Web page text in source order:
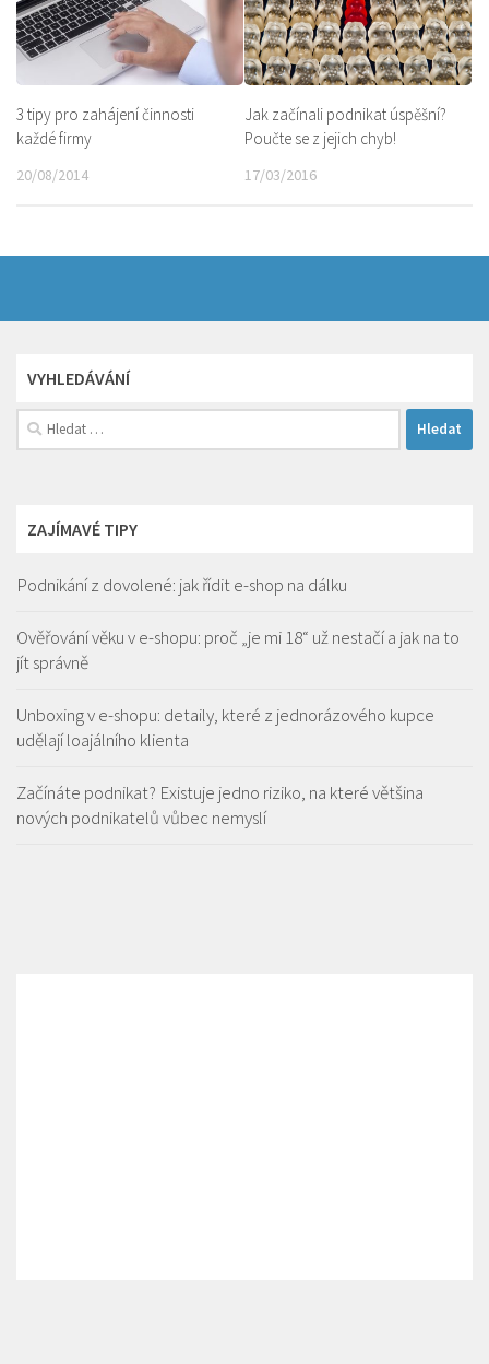
3 tipy pro zahájení činnosti
každé firmy
20/08/2014
Jak začínali podnikat úspěšní?
Poučte se z jejich chyb!
17/03/2016
VYHLEDÁVÁNÍ
Vyhledávání
ZAJÍMAVÉ TIPY
Podnikání z dovolené: jak řídit e-shop na dálku
Ověřování věku v e-shopu: proč „je mi 18“ už nestačí a jak na to
jít správně
Unboxing v e-shopu: detaily, které z jednorázového kupce
udělají loajálního klienta
Začínáte podnikat? Existuje jedno riziko, na které většina
nových podnikatelů vůbec nemyslí